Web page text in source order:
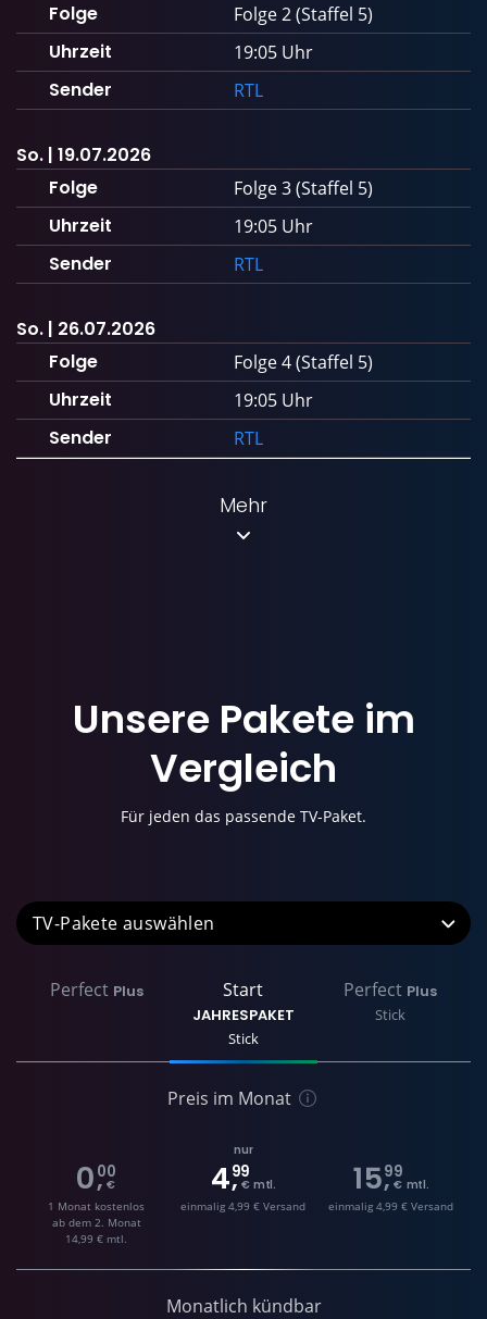
Folge
Folge 2 (Staffel 5)
Uhrzeit 19:05 Uhr
Sender RTL
So. | 19.07.2026
Folge
Folge 3 (Staffel 5)
Uhrzeit 19:05 Uhr
Sender RTL
So. | 26.07.2026
Folge
Folge 4 (Staffel 5)
Uhrzeit 19:05 Uhr
Sender RTL
Mehr
Unsere Pakete im
Vergleich
Für jeden das passende TV-Paket.
TV-Pakete
Perfect Plus Start
JAHRESPAKET
Stick
Perfect Plus
Stick
Preis im Monat
0,00
€
1 Monat kostenlos
ab dem 2. Monat
14,99 € mtl.
nur
4,99
€ mtl.
einmalig 4,99 € Versand
15,99
€ mtl.
einmalig 4,99 € Versand
Monatlich kündbar